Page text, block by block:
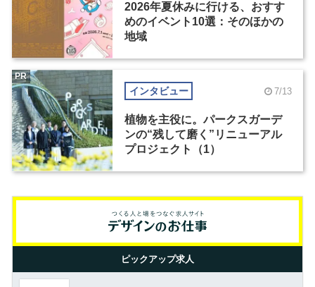
2026年夏休みに行ける、おすす
めのイベント10選：そのほかの
地域
インタビュー 7/13
植物を主役に。パークスガーデ
ンの“残して磨く”リニューアル
プロジェクト（1）
PR
ピックアップ求人